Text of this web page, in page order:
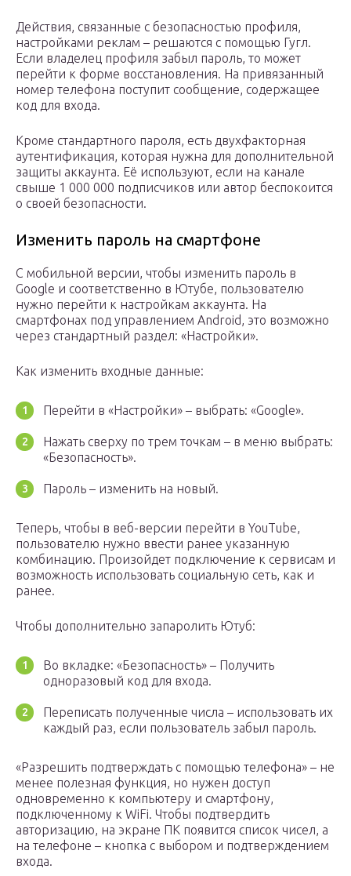
Действия, связанные с безопасностью профиля,
настройками реклам – решаются с помощью Гугл.
Если владелец профиля забыл пароль, то может
перейти к форме восстановления. На привязанный
номер телефона поступит сообщение, содержащее
код для входа.
Кроме стандартного пароля, есть двухфакторная
аутентификация, которая нужна для дополнительной
защиты аккаунта. Её используют, если на канале
свыше 1 000 000 подписчиков или автор беспокоится
о своей безопасности.
Изменить пароль на смартфоне
С мобильной версии, чтобы изменить пароль в
Google и соответственно в Ютубе, пользователю
нужно перейти к настройкам аккаунта. На
смартфонах под управлением Android, это возможно
через стандартный раздел: «Настройки».
Как изменить входные данные:
Перейти в «Настройки» – выбрать: «Google».
Нажать сверху по трем точкам – в меню выбрать:
«Безопасность».
Пароль – изменить на новый.
Теперь, чтобы в веб-версии перейти в YouTube,
пользователю нужно ввести ранее указанную
комбинацию. Произойдет подключение к сервисам и
возможность использовать социальную сеть, как и
ранее.
Чтобы дополнительно запаролить Ютуб:
Во вкладке: «Безопасность» – Получить
одноразовый код для входа.
Переписать полученные числа – использовать их
каждый раз, если пользователь забыл пароль.
«Разрешить подтверждать с помощью телефона» – не
менее полезная функция, но нужен доступ
одновременно к компьютеру и смартфону,
подключенному к WiFi. Чтобы подтвердить
авторизацию, на экране ПК появится список чисел, а
на телефоне – кнопка с выбором и подтверждением
входа.